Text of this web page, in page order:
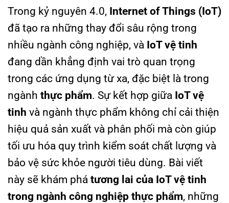
Trong kỷ nguyên 4.0, Internet of Things (IoT)
đã tạo ra những thay đổi sâu rộng trong
nhiều ngành công nghiệp, và IoT vệ tinh
đang dần khẳng định vai trò quan trọng
trong các ứng dụng từ xa, đặc biệt là trong
ngành thực phẩm. Sự kết hợp giữa IoT vệ
tinh và ngành thực phẩm không chỉ cải thiện
hiệu quả sản xuất và phân phối mà còn giúp
tối ưu hóa quy trình kiểm soát chất lượng và
bảo vệ sức khỏe người tiêu dùng. Bài viết
này sẽ khám phá tương lai của IoT vệ tinh
trong ngành công nghiệp thực phẩm, những